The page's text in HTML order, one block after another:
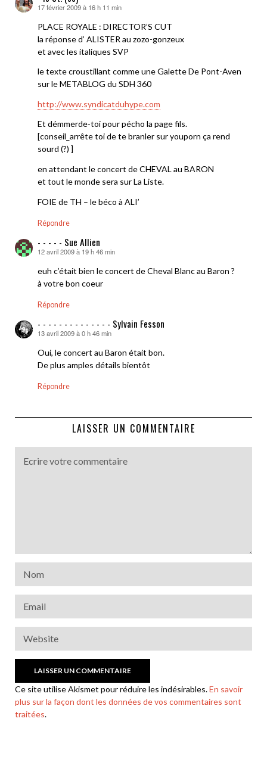
dit :
17 février 2009 à 16 h 11 min
PLACE ROYALE : DIRECTOR’S CUT
la réponse d’ ALISTER au zozo-gonzeux
et avec les italiques SVP
le texte croustillant comme une Galette De Pont-Aven
sur le METABLOG du SDH 360
http://www.syndicatduhype.com
Et démmerde-toi pour pécho la page fils.
[conseil_arrête toi de te branler sur youporn ça rend
sourd (?) ]
en attendant le concert de CHEVAL au BARON
et tout le monde sera sur La Liste.
FOIE de TH – le béco à ALI’
Répondre
- - - - - Sue Allien
dit :
12 avril 2009 à 19 h 46 min
euh c’était bien le concert de Cheval Blanc au Baron ?
à votre bon coeur
Répondre
- - - - - - - - - - - - - - Sylvain Fesson
dit :
13 avril 2009 à 0 h 46 min
Oui, le concert au Baron était bon.
De plus amples détails bientôt
Répondre
LAISSER UN COMMENTAIRE
Ce site utilise Akismet pour réduire les indésirables.En savoir
plus sur la façon dont les données de vos commentaires sont
traitées.